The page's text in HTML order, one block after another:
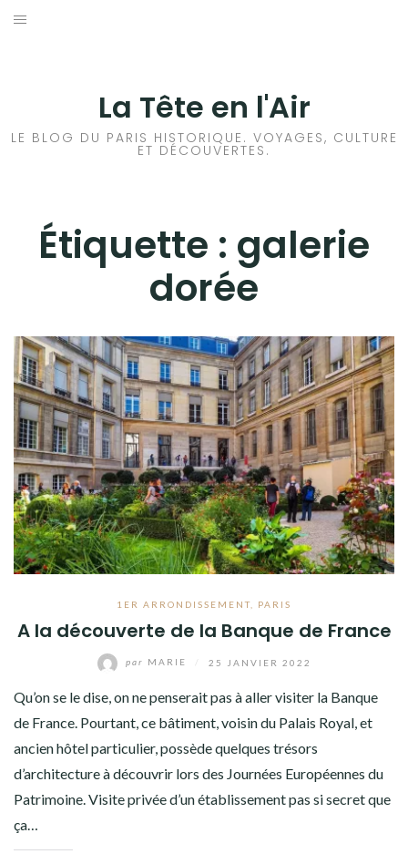
Aller
La Tête en l'Air
LE BLOG DU PARIS HISTORIQUE. VOYAGES, CULTURE
ET DÉCOUVERTES.
Étiquette : galerie
dorée
1ER ARRONDISSEMENT PARIS
A la découverte de la Banque de France
par MARIE 25 JANVIER 2022
Qu’on se le dise, on ne penserait pas à aller visiter la Banque
de France. Pourtant, ce bâtiment, voisin du Palais Royal, et
ancien hôtel particulier, possède quelques trésors
d’architecture à découvrir lors des Journées Européennes du
Patrimoine. Visite privée d’un établissement pas si secret que
ça…
HISTOIRES EN ILE DE FRANCE
VOYAGES À L’ÉTRANGER